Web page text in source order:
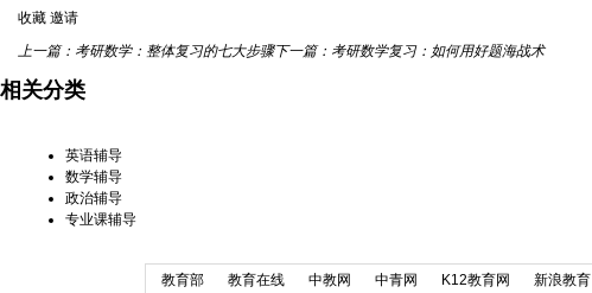
收藏 邀请
上一篇： 考研数学：整体复习的七大步骤下一篇： 考研数学复习：如何用好题海战术
相关分类
英语辅导
数学辅导
政治辅导
专业课辅导
教育部 教育在线 中教网 中青网 K12教育网 新浪教育